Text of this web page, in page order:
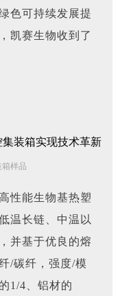
色可持续发展提
凯赛生物收到了
箱样品
性能生物基热塑
温长链、中温以
并基于优良的熔
/碳纤，强度/模
1/4、铝材的